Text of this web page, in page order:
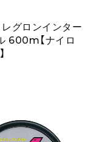
レグロンインター
600m【ナイロ